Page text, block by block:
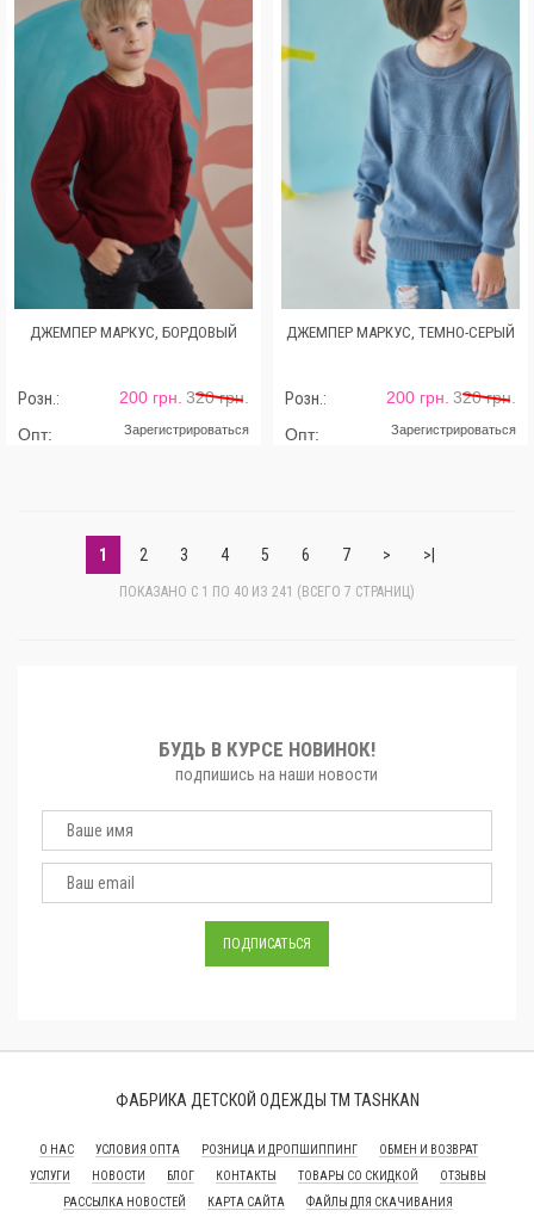
ДЖЕМПЕР МАРКУС, БОРДОВЫЙ
Розн.: 200 грн. 320 грн.
Опт:
Зарегистрироваться
ДЖЕМПЕР МАРКУС, ТЕМНО-СЕРЫЙ
Розн.: 200 грн. 320 грн.
Опт:
Зарегистрироваться
1 2 3 4 5 6 7 > >|
ПОКАЗАНО С 1 ПО 40 ИЗ 241 (ВСЕГО 7 СТРАНИЦ)
БУДЬ В КУРСЕ НОВИНОК!
подпишись на наши новости
ФАБРИКА ДЕТСКОЙ ОДЕЖДЫ ТМ TASHKAN
О НАС УСЛОВИЯ ОПТА РОЗНИЦА И ДРОПШИППИНГ
ОБМЕН И ВОЗВРАТ
УСЛУГИ
НОВОСТИ БЛОГ КОНТАКТЫ ТОВАРЫ СО СКИДКОЙ
ОТЗЫВЫ
РАССЫЛКА НОВОСТЕЙ
КАРТА САЙТА ФАЙЛЫ ДЛЯ СКАЧИВАНИЯ